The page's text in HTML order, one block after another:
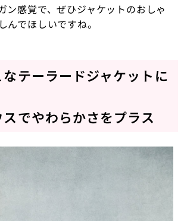
ン感覚で、ぜひジャケットのおしゃ
んでほしいですね。
テーラードジャケットに
でやわらかさをプラス